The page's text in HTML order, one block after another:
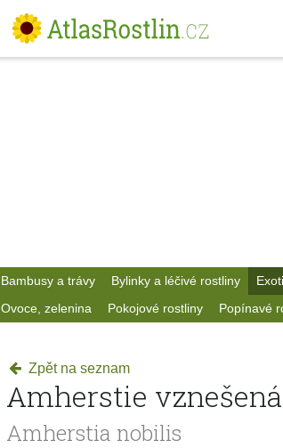
Bambusy a trávy Bylinky a léčivé rostliny
Ovoce, zelenina
Pokojové rostliny Popínavé
Zpět na seznam
Amherstie vznešená
Amherstia nobilis